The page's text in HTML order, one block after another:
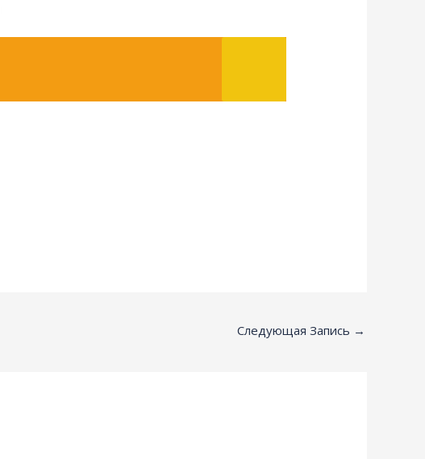
Следующая Запись →